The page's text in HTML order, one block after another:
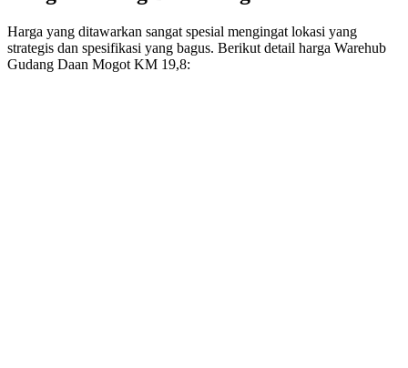
Harga yang ditawarkan sangat spesial mengingat lokasi yang
strategis dan spesifikasi yang bagus. Berikut detail harga Warehub
Gudang Daan Mogot KM 19,8: